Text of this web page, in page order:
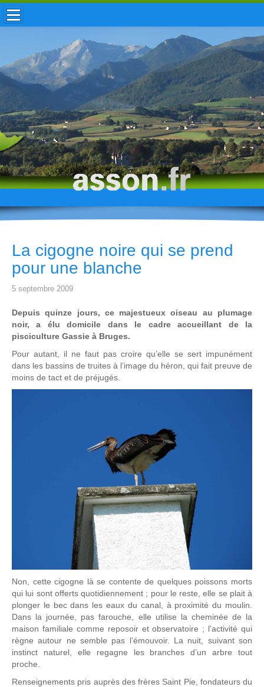
ACCUEIL / INFOS
MUNICIPALITÉ
VIE LOCALE
ENFANCE
TOURISME
HISTOIRE
La cigogne noire qui se prend
pour une blanche
5 septembre 2009
Depuis quinze jours, ce majestueux oiseau au plumage
noir, a élu domicile dans le cadre accueillant de la
pisciculture Gassie à Bruges.
Pour autant, il ne faut pas croire qu’elle se sert impunément
dans les bassins de truites à l’image du héron, qui fait preuve de
moins de tact et de préjugés.
Non, cette cigogne là se contente de quelques poissons morts
qui lui sont offerts quotidiennement ; pour le reste, elle se plait à
plonger le bec dans les eaux du canal, à proximité du moulin.
Dans la journée, pas farouche, elle utilise la cheminée de la
maison familiale comme reposoir et observatoire ; l’activité qui
règne autour ne semble pas l’émouvoir. La nuit, suivant son
instinct naturel, elle regagne les branches d’un arbre tout
proche.
Renseignements pris auprès des frères Saint Pie, fondateurs du